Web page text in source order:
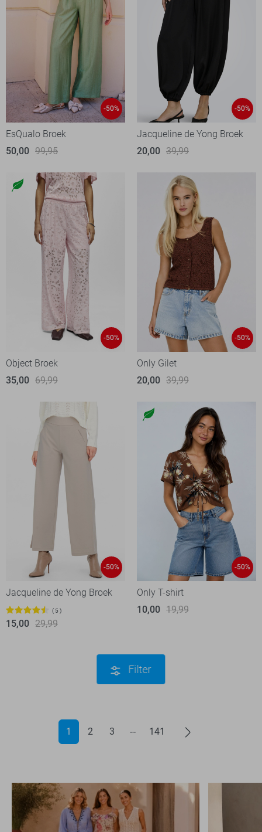
-50%
EsQualo Broek
50,00 99,95
-50%
Jacqueline de Yong Broek
20,00 39,99
-50%
Object Broek
35,00 69,99
-50%
Only Gilet
20,00 39,99
-50%
Jacqueline de Yong Broek
5
15,00 29,99
-50%
Only T-shirt
10,00 19,99
Filter
1 2 3 141